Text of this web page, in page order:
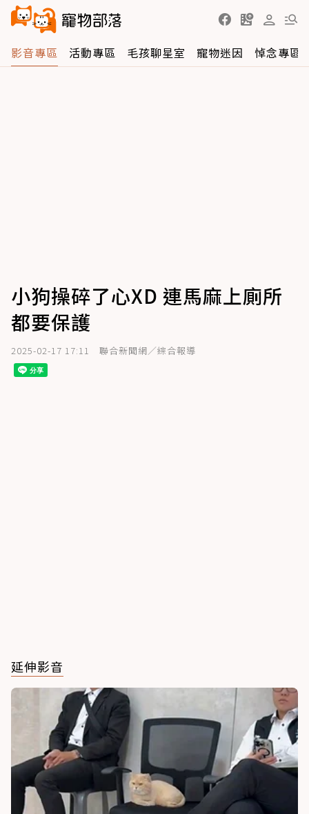
影音專區 活動專區 毛孩聊星室 寵物迷因 悼念專區
小狗操碎了心XD 連馬麻上廁所
都要保護
2025-02-17 17:11 聯合新聞網／綜合報導
延伸影音